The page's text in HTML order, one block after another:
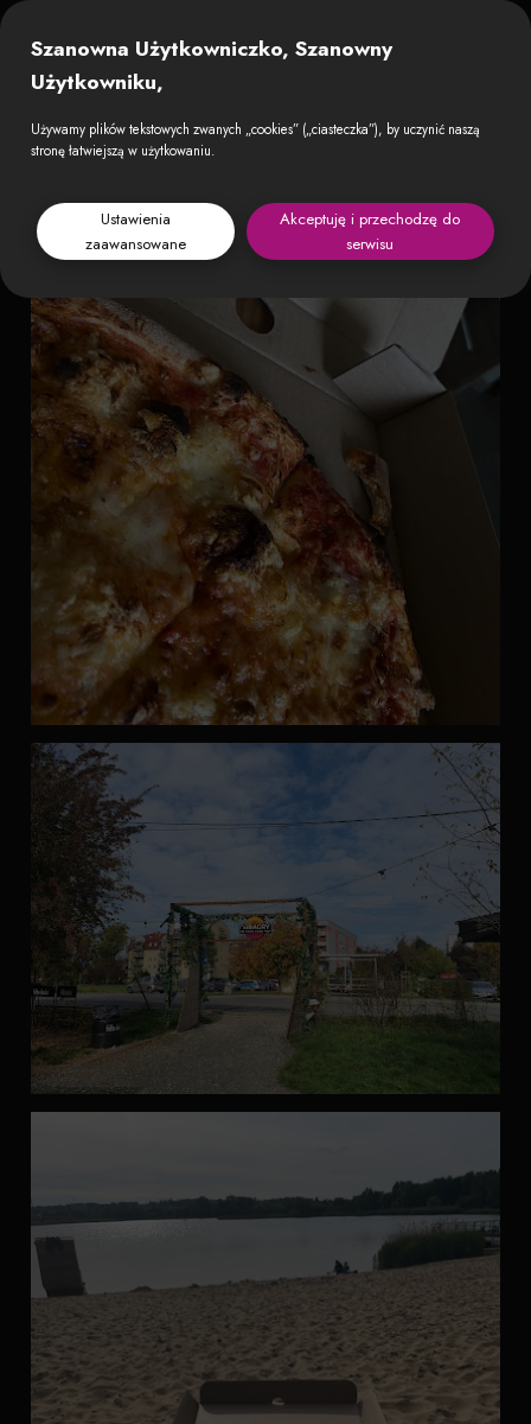
Szanowna Użytkowniczko, Szanowny
Użytkowniku,
Używamy plików tekstowych zwanych „cookies” („ciasteczka”), by uczynić naszą
stronę łatwiejszą w użytkowaniu.
Ustawienia
zaawansowane
Akceptuję i przechodzę do
serwisu